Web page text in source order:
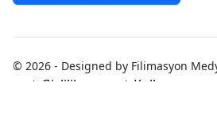
© 2026 - Designed by Filimasyon
Gizlilik
Kullanım